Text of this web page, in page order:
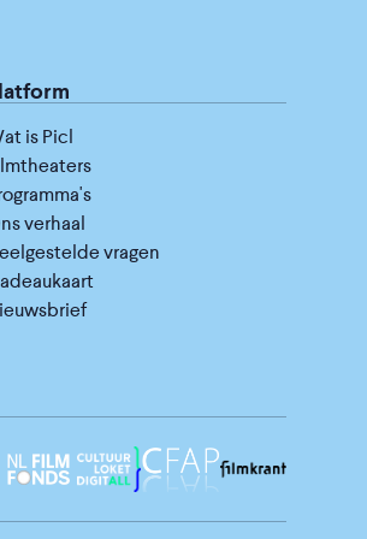
is Picl
verhaal
vragen